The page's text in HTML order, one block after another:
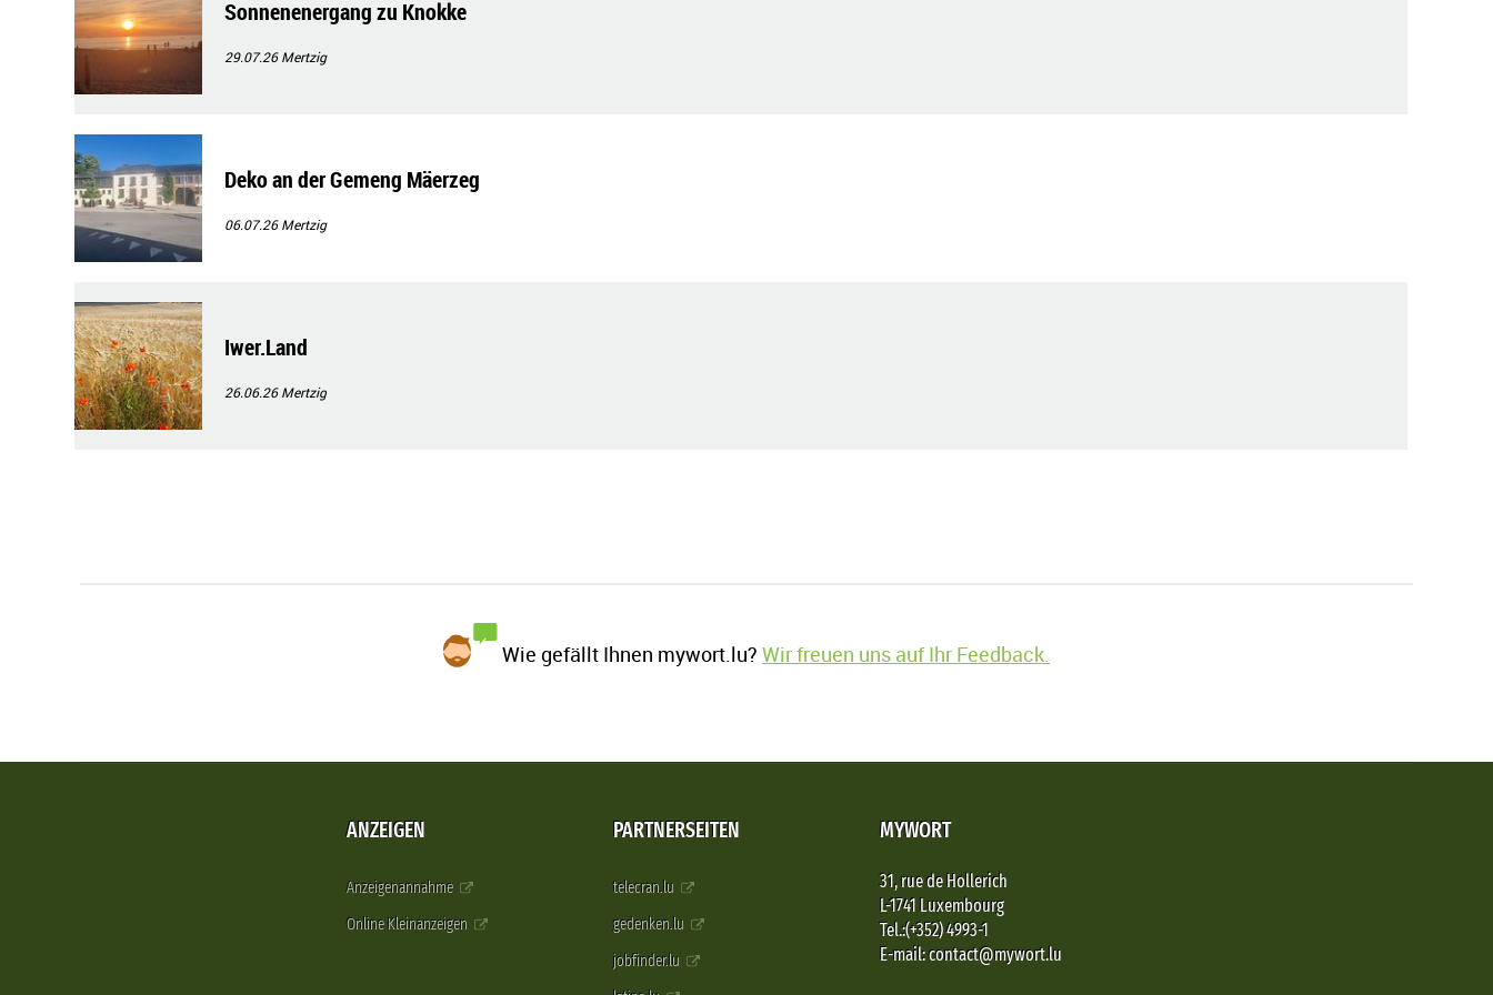
Sonnenenergang zu Knokke
29.07.26Mertzig
Deko an der Gemeng Mäerzeg
06.07.26Mertzig
Iwer.Land
26.06.26Mertzig
Wie gefällt Ihnen mywort.lu?Wir freuen uns auf Ihr Feedback.
ANZEIGEN
Anzeigenannahme
Online Kleinanzeigen
PARTNERSEITEN
telecran.lu
gedenken.lu
jobfinder.lu
MYWORT
31, rue de Hollerich
L-1741 Luxembourg
Tel.:(+352) 4993-1
E-mail: contact@mywort.lu